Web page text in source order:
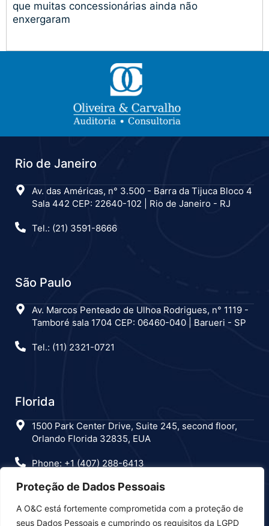
Proteção de Dados Pessoais
A O&C está fortemente comprometida com a proteção de
seus Dados Pessoais e cumprindo os requisitos da LGPD
que muitas concessionárias ainda não
enxergaram
Rio de Janeiro
Av. das Américas, n° 3.500 - Barra da Tijuca Bloco 4
Sala 442 CEP: 22640-102 | Rio de Janeiro - RJ
Tel.: (21) 3591-8666
São Paulo
Av. Marcos Penteado de Ulhoa Rodrigues, n° 1119 -
Tamboré sala 1704 CEP: 06460-040 | Barueri - SP
Tel.: (11) 2321-0721
Florida
1500 Park Center Drive, Suite 245, second floor,
Orlando Florida 32835, EUA
Phone: +1 (407) 288-6413
Estamos nas redes sociais